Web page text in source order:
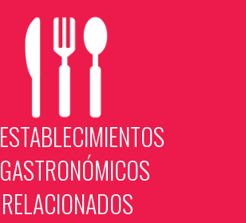
ESTABLECIMIENTOS
GASTRONÓMICOS
RELACIONADOS